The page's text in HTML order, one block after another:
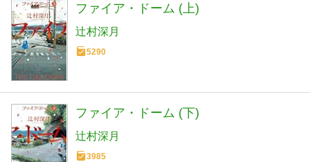
ファイア・ドーム (上)
辻村深月
5290
ファイア・ドーム (下)
辻村深月
3985